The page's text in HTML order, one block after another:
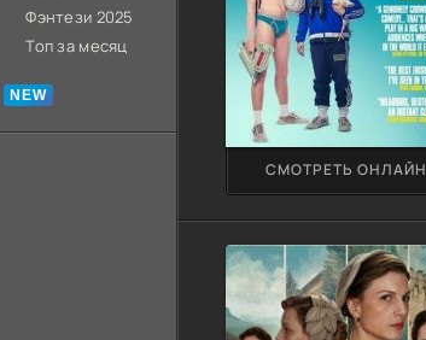
Фэнтези 2025
Топ за месяц
СМОТРЕТЬ ОНЛАЙН